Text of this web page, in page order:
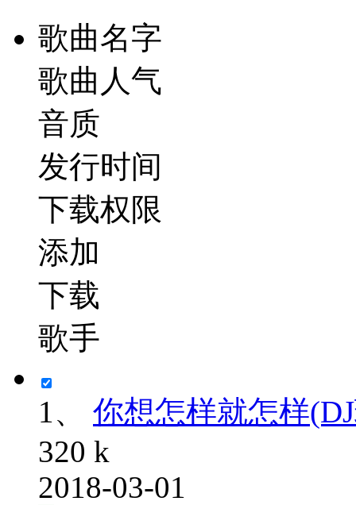
歌曲名字
歌曲人气
音质
发行时间
下载权限
添加
下载
歌手
1、
你想怎样就怎样
320 k
2018-03-01